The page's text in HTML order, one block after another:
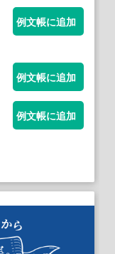
例文帳に追加
例文帳に追加
例文帳に追加